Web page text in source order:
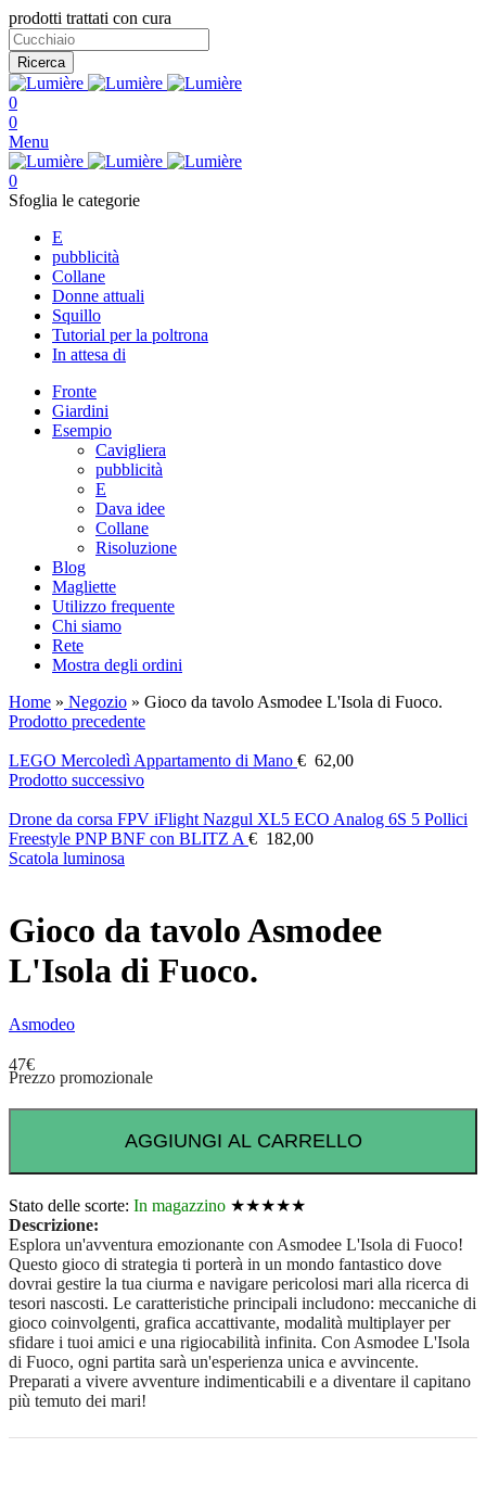
prodotti trattati con cura
Ricerca
0
0
Menu
0
Sfoglia le categorie
E
pubblicità
Collane
Donne attuali
Squillo
Tutorial per la poltrona
In attesa di
Fronte
Giardini
Esempio
Cavigliera
pubblicità
E
Dava idee
Collane
Risoluzione
Blog
Magliette
Utilizzo frequente
Chi siamo
Rete
Mostra degli ordini
Home » Negozio » Gioco da tavolo Asmodee L'Isola di Fuoco.
Prodotto precedente
LEGO Mercoledì Appartamento di Mano € 62,00
Prodotto successivo
Drone da corsa FPV iFlight Nazgul XL5 ECO Analog 6S 5 Pollici
Freestyle PNP BNF con BLITZ A € 182,00
Scatola luminosa
Gioco da tavolo Asmodee
L'Isola di Fuoco.
Asmodeo
47€
Prezzo promozionale
AGGIUNGI AL CARRELLO
Stato delle scorte: In magazzino ★★★★★
Descrizione:
Esplora un'avventura emozionante con Asmodee L'Isola di Fuoco!
Questo gioco di strategia ti porterà in un mondo fantastico dove
dovrai gestire la tua ciurma e navigare pericolosi mari alla ricerca di
tesori nascosti. Le caratteristiche principali includono: meccaniche di
gioco coinvolgenti, grafica accattivante, modalità multiplayer per
sfidare i tuoi amici e una rigiocabilità infinita. Con Asmodee L'Isola
di Fuoco, ogni partita sarà un'esperienza unica e avvincente.
Preparati a vivere avventure indimenticabili e a diventare il capitano
più temuto dei mari!